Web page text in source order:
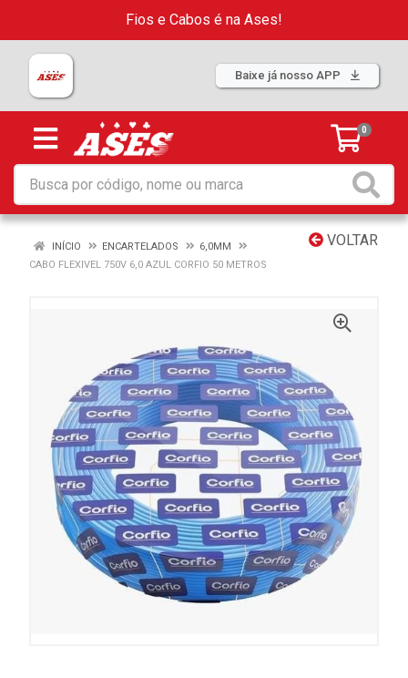
Fios e Cabos é na Ases!
Baixe já nosso APP
0
VOLTAR
INÍCIO ENCARTELADOS
6,0MM
CABO FLEXIVEL 750V 6,0 AZUL CORFIO 50 METROS